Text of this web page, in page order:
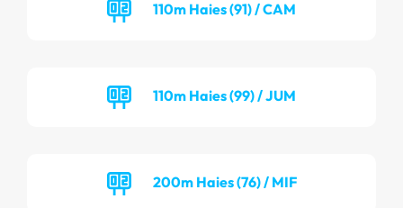
110m Haies (91) / CAM
110m Haies (99) / JUM
200m Haies (76) / MIF